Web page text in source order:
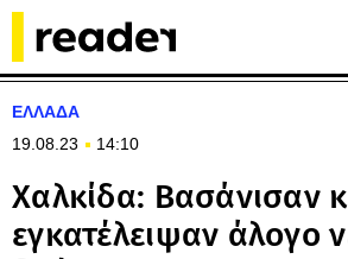
ΕΛΛΑΔΑ
19.08.23
14:10
Χαλκίδα: Βασάνισαν
εγκατέλειψαν άλογο